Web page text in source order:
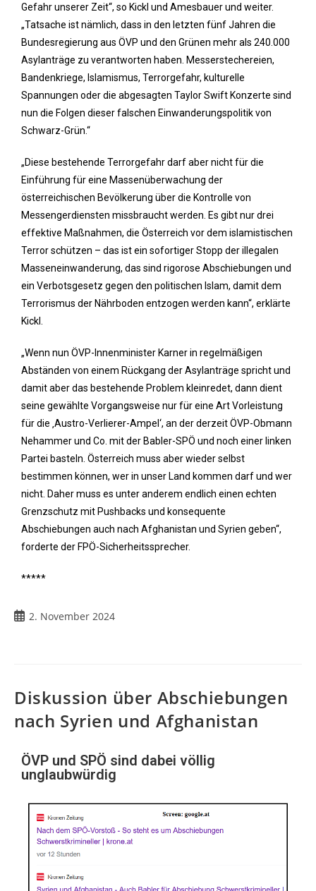
Gefahr unserer Zeit“, so Kickl und Amesbauer und weiter.
„Tatsache ist nämlich, dass in den letzten fünf Jahren die
Bundesregierung aus ÖVP und den Grünen mehr als 240.000
Asylanträge zu verantworten haben. Messerstechereien,
Bandenkriege, Islamismus, Terrorgefahr, kulturelle
Spannungen oder die abgesagten Taylor Swift Konzerte sind
nun die Folgen dieser falschen Einwanderungspolitik von
Schwarz-Grün.“
„Diese bestehende Terrorgefahr darf aber nicht für die
Einführung für eine Massenüberwachung der
österreichischen Bevölkerung über die Kontrolle von
Messengerdiensten missbraucht werden. Es gibt nur drei
effektive Maßnahmen, die Österreich vor dem islamistischen
Terror schützen – das ist ein sofortiger Stopp der illegalen
Masseneinwanderung, das sind rigorose Abschiebungen und
ein Verbotsgesetz gegen den politischen Islam, damit dem
Terrorismus der Nährboden entzogen werden kann“, erklärte
Kickl.
„Wenn nun ÖVP-Innenminister Karner in regelmäßigen
Abständen von einem Rückgang der Asylanträge spricht und
damit aber das bestehende Problem kleinredet, dann dient
seine gewählte Vorgangsweise nur für eine Art Vorleistung
für die ‚Austro-Verlierer-Ampel‘, an der derzeit ÖVP-Obmann
Nehammer und Co. mit der Babler-SPÖ und noch einer linken
Partei basteln. Österreich muss aber wieder selbst
bestimmen können, wer in unser Land kommen darf und wer
nicht. Daher muss es unter anderem endlich einen echten
Grenzschutz mit Pushbacks und konsequente
Abschiebungen auch nach Afghanistan und Syrien geben“,
forderte der FPÖ-Sicherheitssprecher.
*****
2. November 2024
Diskussion über Abschiebungen
nach Syrien und Afghanistan
ÖVP und SPÖ sind dabei völlig
unglaubwürdig